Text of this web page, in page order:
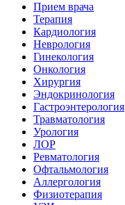
Прием врача
Терапия
Кардиология
Неврология
Гинекология
Онкология
Хирургия
Эндокринология
Гастроэнтерология
Травматология
Урология
ЛОР
Ревматология
Офтальмология
Аллергология
Физиотерапия